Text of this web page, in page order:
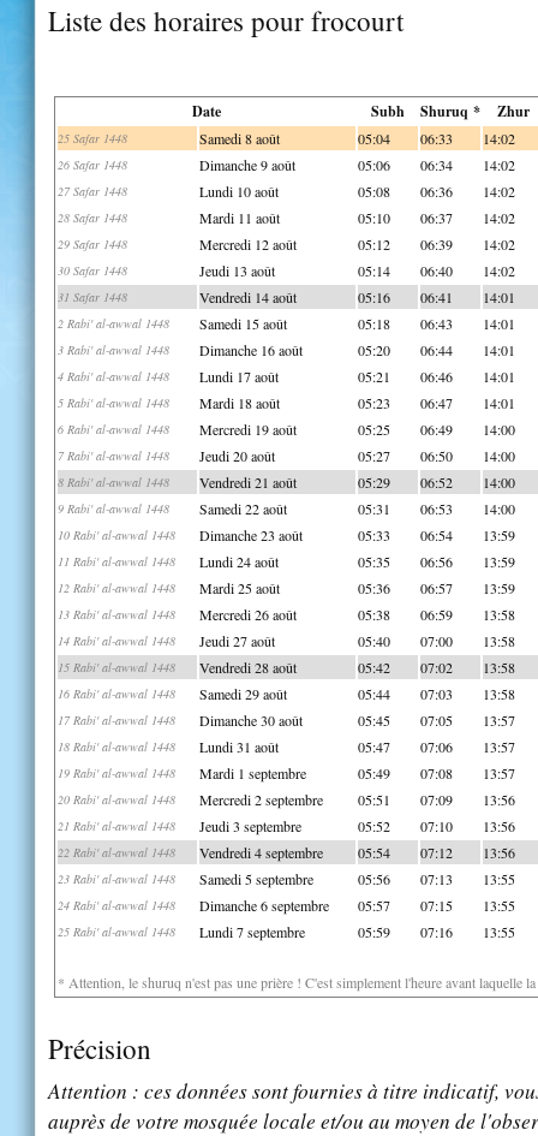
Liste des horaires pour frocourt
Date Subh Shuruq * Zhur
25 Safar 1448 Samedi 8 août 05:04 06:33 14:02
26 Safar 1448 Dimanche 9 août 05:06 06:34 14:02
27 Safar 1448 Lundi 10 août 05:08 06:36 14:02
28 Safar 1448 Mardi 11 août 05:10 06:37 14:02
29 Safar 1448 Mercredi 12 août 05:12 06:39 14:02
30 Safar 1448 Jeudi 13 août 05:14 06:40 14:02
31 Safar 1448 Vendredi 14 août 05:16 06:41 14:01
2 Rabi' al-awwal 1448 Samedi 15 août 05:18 06:43 14:01
3 Rabi' al-awwal 1448 Dimanche 16 août 05:20 06:44 14:01
4 Rabi' al-awwal 1448 Lundi 17 août 05:21 06:46 14:01
5 Rabi' al-awwal 1448 Mardi 18 août 05:23 06:47 14:01
6 Rabi' al-awwal 1448 Mercredi 19 août 05:25 06:49 14:00
7 Rabi' al-awwal 1448 Jeudi 20 août 05:27 06:50 14:00
8 Rabi' al-awwal 1448 Vendredi 21 août 05:29 06:52 14:00
9 Rabi' al-awwal 1448 Samedi 22 août 05:31 06:53 14:00
10 Rabi' al-awwal 1448 Dimanche 23 août 05:33 06:54 13:59
11 Rabi' al-awwal 1448 Lundi 24 août 05:35 06:56 13:59
12 Rabi' al-awwal 1448 Mardi 25 août 05:36 06:57 13:59
13 Rabi' al-awwal 1448 Mercredi 26 août 05:38 06:59 13:58
14 Rabi' al-awwal 1448 Jeudi 27 août 05:40 07:00 13:58
15 Rabi' al-awwal 1448 Vendredi 28 août 05:42 07:02 13:58
16 Rabi' al-awwal 1448 Samedi 29 août 05:44 07:03 13:58
17 Rabi' al-awwal 1448 Dimanche 30 août 05:45 07:05 13:57
18 Rabi' al-awwal 1448 Lundi 31 août 05:47 07:06 13:57
19 Rabi' al-awwal 1448 Mardi 1 septembre 05:49 07:08 13:57
20 Rabi' al-awwal 1448 Mercredi 2 septembre 05:51 07:09 13:56
21 Rabi' al-awwal 1448 Jeudi 3 septembre 05:52 07:10 13:56
22 Rabi' al-awwal 1448 Vendredi 4 septembre 05:54 07:12 13:56
23 Rabi' al-awwal 1448 Samedi 5 septembre 05:56 07:13 13:55
24 Rabi' al-awwal 1448 Dimanche 6 septembre 05:57 07:15 13:55
25 Rabi' al-awwal 1448 Lundi 7 septembre 05:59 07:16 13:55
* Attention, le shuruq n'est pas une prière ! C'est simplement l'heure avant laquelle
Précision
Attention : ces données sont fournies à titre indicatif,
auprès de votre mosquée locale et/ou au moyen de